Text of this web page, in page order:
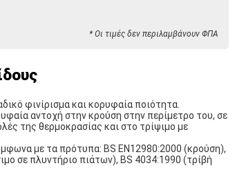
* Οι τιμές δεν περιλαμβάνουν ΦΠΑ
φινίρισμα και κορυφαία ποιότητα.
αντοχή στην κρούση στην περίμετρο του, σε
της θερμοκρασίας και στο τρίψιμο με
με τα πρότυπα: BS EN12980:2000 (κρούση),
σε πλυντήριο πιάτων), BS 4034:1990 (τρίβή